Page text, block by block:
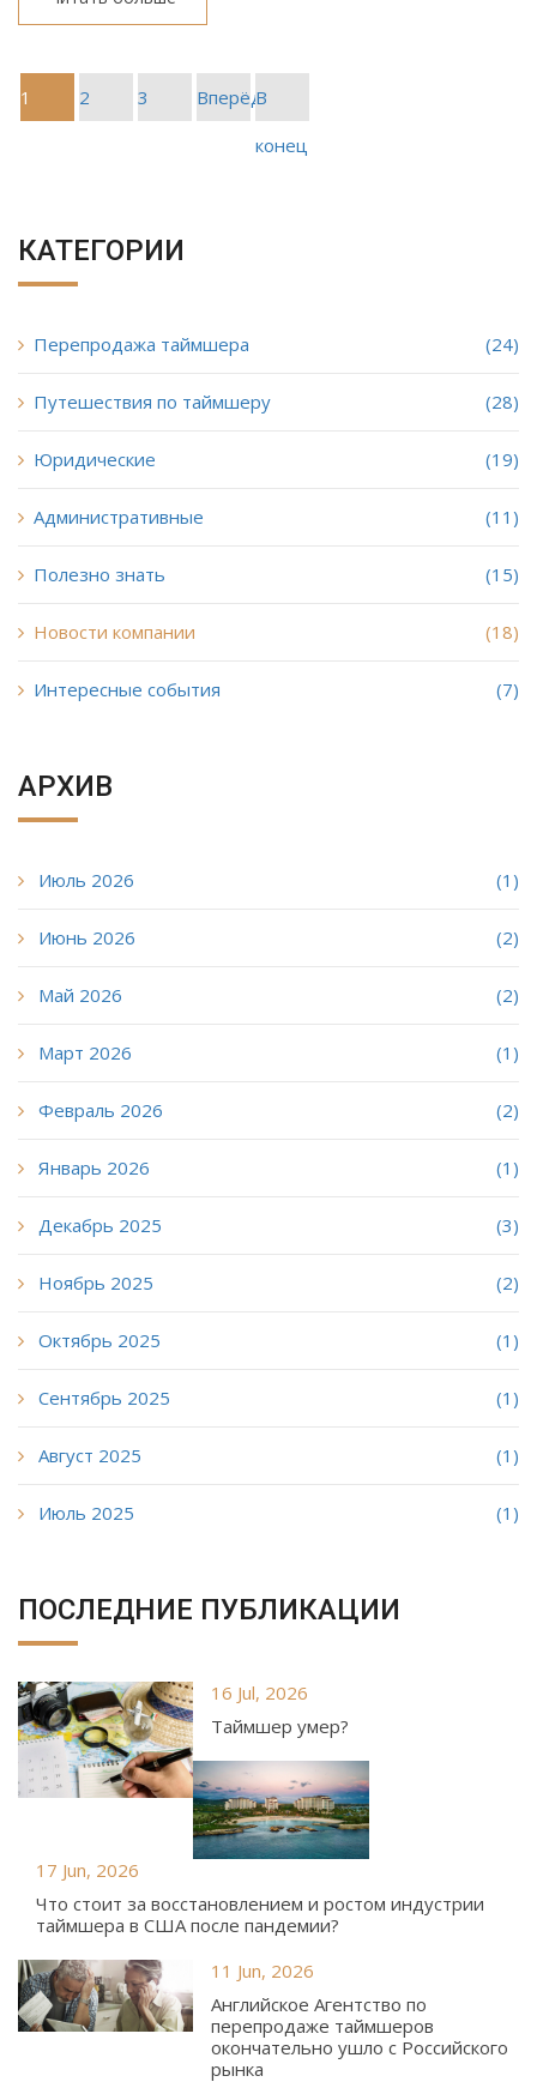
1 2 3 ВперёдВ
конец
КАТЕГОРИИ
Перепродажа таймшера (24)
Путешествия по таймшеру (28)
Юридические (19)
Административные (11)
Полезно знать (15)
Новости компании (18)
Интересные события (7)
АРХИВ
Июль 2026 (1)
Июнь 2026 (2)
Май 2026 (2)
Март 2026 (1)
Февраль 2026 (2)
Январь 2026 (1)
Декабрь 2025 (3)
Ноябрь 2025 (2)
Октябрь 2025 (1)
Сентябрь 2025 (1)
Август 2025 (1)
Июль 2025 (1)
ПОСЛЕДНИЕ ПУБЛИКАЦИИ
16 Jul, 2026
Таймшер умер?
17 Jun, 2026
Что стоит за восстановлением и ростом индустрии
таймшера в США после пандемии?
11 Jun, 2026
Английское Агентство по
перепродаже таймшеров
окончательно ушло с Российского
рынка